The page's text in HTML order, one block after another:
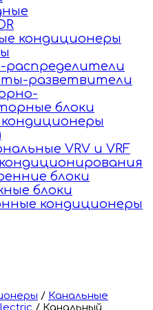
кондиционеры
распределители
разветвители
блоки
VRV и VRF
блоки
блоки
кондиционеры
/ Канальные
/ Канальный